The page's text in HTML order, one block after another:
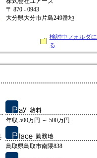
〒 870 - 0943
大分県大分市片島249番地
検討中フォルダ
る
年収 500万円 ～ 500万円
鳥取県鳥取市南隈838